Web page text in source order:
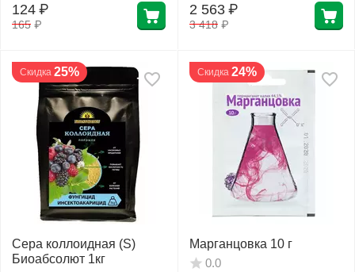
165 ₽
124 ₽
3 418 ₽
2 563 ₽
Скидка 25%
Сера коллоидная (S)
Биоабсолют 1кг
Скидка 24%
Марганцовка 10 г
0.0